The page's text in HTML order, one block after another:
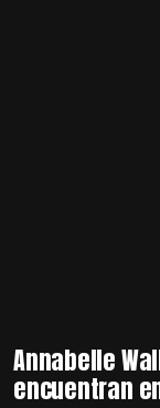
Annabelle
encuentran